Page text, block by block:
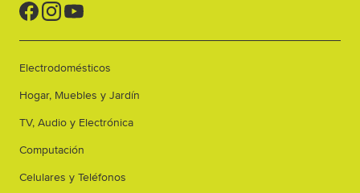
Electrodomésticos
Hogar, Muebles y Jardín
TV, Audio y Electrónica
Computación
Celulares y Teléfonos